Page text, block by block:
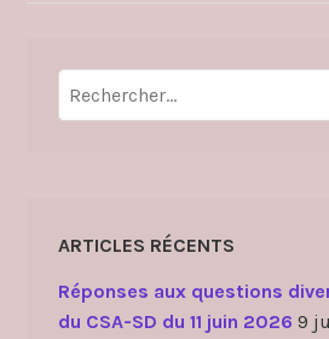
Rechercher :
ARTICLES RÉCENTS
Réponses aux questions
du CSA-SD du 11 juin 2026 9